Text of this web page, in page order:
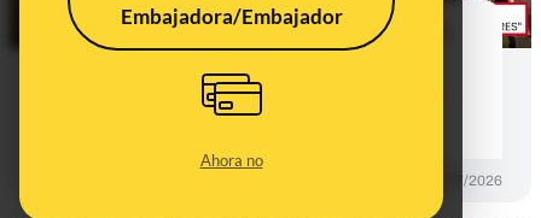
Embajadora/Embajador
Ahora no
"A Argentina le robaron el mundial":
conspiración sobre por qué perdió
contra España
21/07/2026